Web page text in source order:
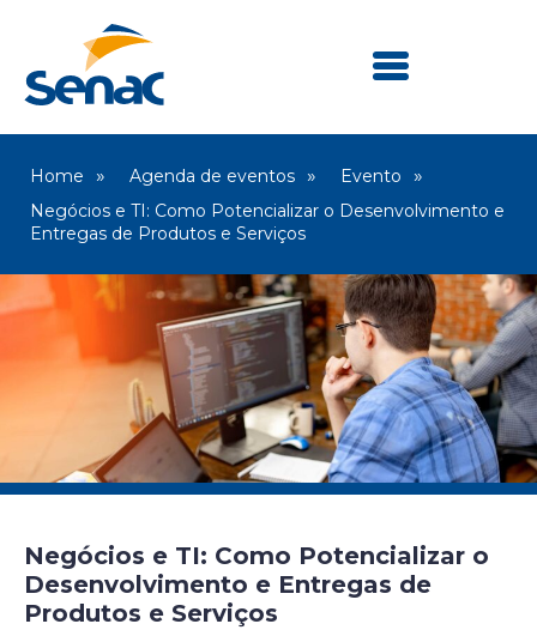
Home Agenda de eventos
Evento
Negócios e TI: Como Potencializar o Desenvolvimento e
Entregas de Produtos e Serviços
Negócios e TI: Como Potencializar o
Desenvolvimento e Entregas de
Produtos e Serviços